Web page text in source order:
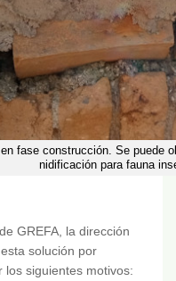
fase construcción. Se puede
nidificación para fauna
GREFA, la dirección
solución por
los siguientes motivos: